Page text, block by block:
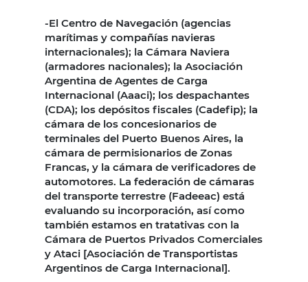
-El Centro de Navegación (agencias
marítimas y compañías navieras
internacionales); la Cámara Naviera
(armadores nacionales); la Asociación
Argentina de Agentes de Carga
Internacional (Aaaci); los despachantes
(CDA); los depósitos fiscales (Cadefip); la
cámara de los concesionarios de
terminales del Puerto Buenos Aires, la
cámara de permisionarios de Zonas
Francas, y la cámara de verificadores de
automotores. La federación de cámaras
del transporte terrestre (Fadeeac) está
evaluando su incorporación, así como
también estamos en tratativas con la
Cámara de Puertos Privados Comerciales
y Ataci [Asociación de Transportistas
Argentinos de Carga Internacional].